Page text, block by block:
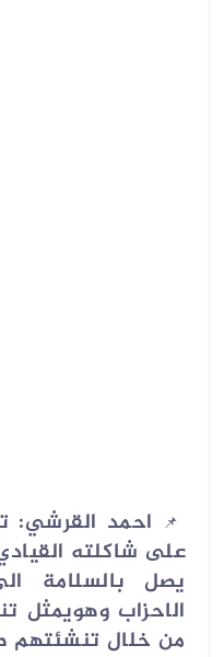
📌
احمد القرشي:
على شاكلته
يصل بالسلامة
الاحزاب وهويمثل